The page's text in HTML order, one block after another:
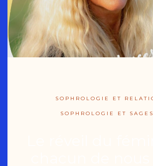
SOPHROLOGIE ET
SOPHROLOGIE ET